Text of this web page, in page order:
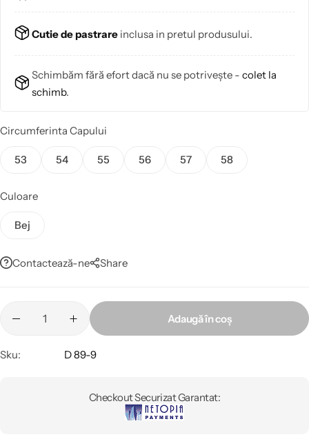
Cutie de pastrare inclusa in pretul produsului.
Schimbăm fără efort dacă nu se potrivește - colet la
schimb.
Circumferinta Capului
53 54 55 56 57 58
Culoare
Bej
Contactează-ne Share
Adaugă în coș
Sku: D 89-9
Checkout Securizat Garantat: